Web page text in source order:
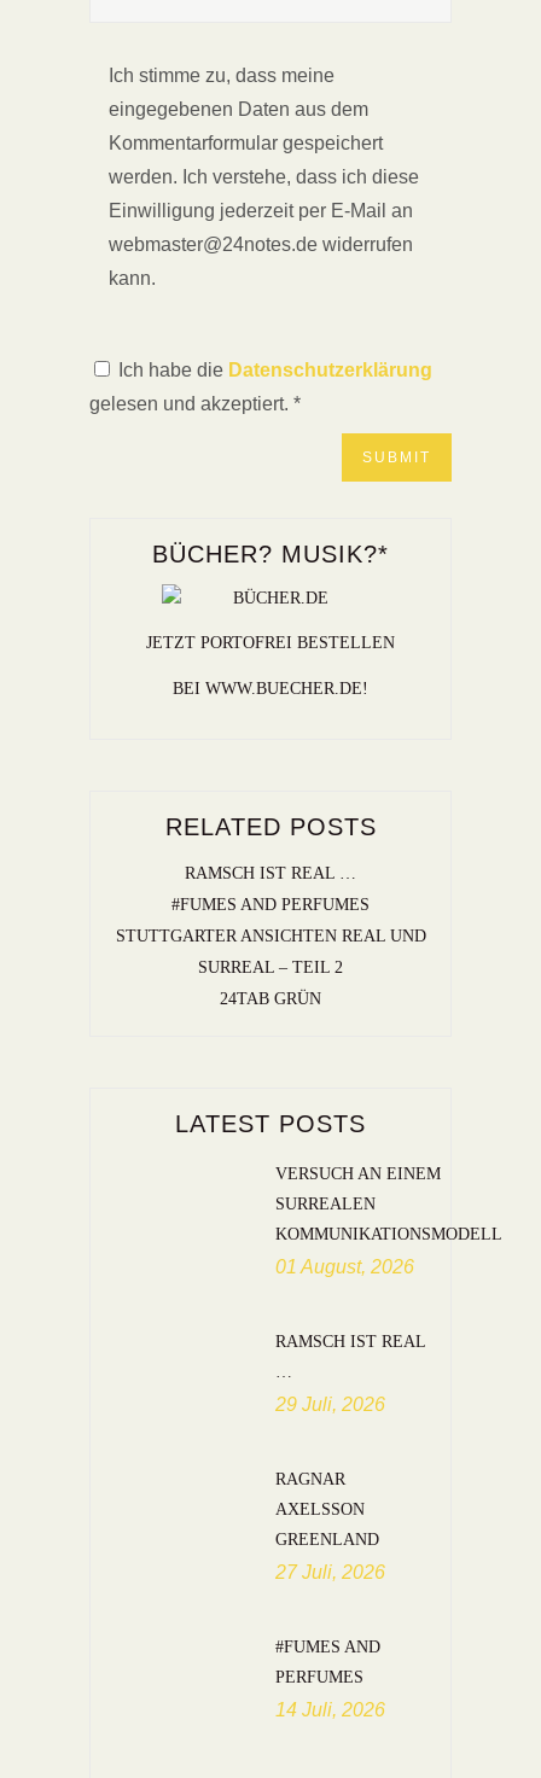
Ich stimme zu, dass meine
eingegebenen Daten aus dem
Kommentarformular gespeichert
werden. Ich verstehe, dass ich diese
Einwilligung jederzeit per E-Mail an
webmaster@24notes.de widerrufen
kann.
Ich habe die Datenschutzerklärung
gelesen und akzeptiert. *
BÜCHER? MUSIK?*
JETZT PORTOFREI BESTELLEN
BEI WWW.BUECHER.DE!
RELATED POSTS
RAMSCH IST REAL …
#FUMES AND PERFUMES
STUTTGARTER ANSICHTEN REAL UND
SURREAL – TEIL 2
24TAB GRÜN
LATEST POSTS
VERSUCH AN EINEM
SURREALEN
KOMMUNIKATIONSMODELL
01 August, 2026
RAMSCH IST REAL
…
29 Juli, 2026
RAGNAR
AXELSSON
GREENLAND
27 Juli, 2026
#FUMES AND
PERFUMES
14 Juli, 2026